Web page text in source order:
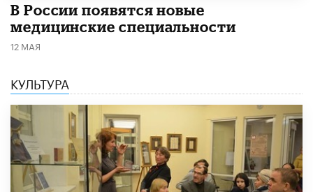
В России появятся новые
медицинские специальности
12 МАЯ
КУЛЬТУРА